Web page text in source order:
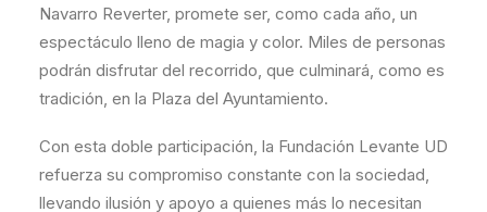
Navarro Reverter, promete ser, como cada año, un
espectáculo lleno de magia y color. Miles de personas
podrán disfrutar del recorrido, que culminará, como es
tradición, en la Plaza del Ayuntamiento.
Con esta doble participación, la Fundación Levante UD
refuerza su compromiso constante con la sociedad,
llevando ilusión y apoyo a quienes más lo necesitan